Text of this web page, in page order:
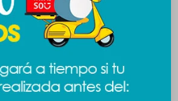
Monedero animal print